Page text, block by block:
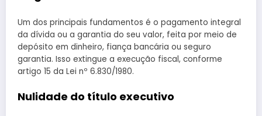
Um dos principais fundamentos é o pagamento integral
da dívida ou a garantia do seu valor, feita por meio de
depósito em dinheiro, fiança bancária ou seguro
garantia. Isso extingue a execução fiscal, conforme
artigo 15 da Lei nº 6.830/1980.
Nulidade do título executivo